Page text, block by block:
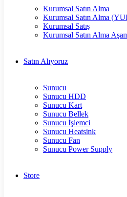
Kurumsal Satın Alma
Kurumsal Satın Alma
Kurumsal Satış
Kurumsal Satın Alma
Satın Alıyoruz
Sunucu
Sunucu HDD
Sunucu Kart
Sunucu Bellek
Sunucu İşlemci
Sunucu Heatsink
Sunucu Fan
Sunucu Power Supply
Store